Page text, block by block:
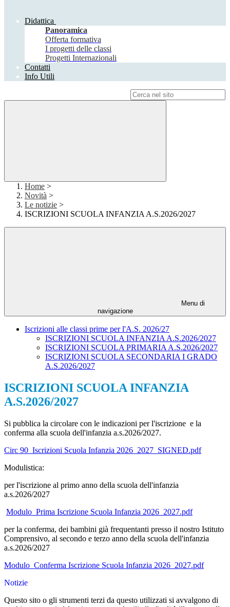
Didattica
Panoramica
Offerta formativa
I progetti delle classi
Progetti Internazionali
Contatti
Info Utili
Home >
Novità >
Le notizie >
ISCRIZIONI SCUOLA INFANZIA A.S.2026/2027
Menu di
navigazione
Iscrizioni alle classi prime per l'A.S. 2026/27
ISCRIZIONI SCUOLA INFANZIA A.S.2026/2027
ISCRIZIONI SCUOLA PRIMARIA A.S.2026/2027
ISCRIZIONI SCUOLA SECONDARIA I GRADO
A.S.2026/2027
ISCRIZIONI SCUOLA INFANZIA
A.S.2026/2027
Si pubblica la circolare con le indicazioni per l'iscrizione e la
conferma alla scuola dell'infanzia a.s.2026/2027.
Circ 90_Iscrizioni Scuola Infanzia 2026_2027_SIGNED.pdf
Modulistica:
per l'iscrizione al primo anno della scuola dell'infanzia
a.s.2026/2027
Modulo_Prima Iscrizione Scuola Infanzia 2026_2027.pdf
per la conferma, dei bambini già frequentanti presso il nostro Istituto
Comprensivo, al secondo e terzo anno della scuola dell'infanzia
a.s.2026/2027
Modulo_Conferma Iscrizione Scuola Infanzia 2026_2027.pdf
Notizie
Questo sito o gli strumenti terzi da questo utilizzati si avvalgono di